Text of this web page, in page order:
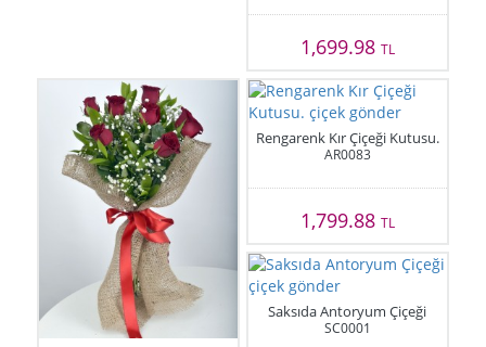
1,699.98 TL
Rengarenk Kır Çiçeği Kutusu.
AR0083
1,799.88 TL
Saksıda Antoryum Çiçeği
SC0001